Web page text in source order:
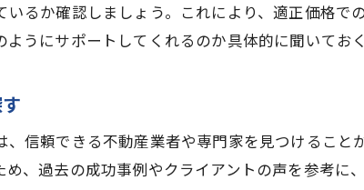
るか確認しましょう。これにより、適正価格で
うにサポートしてくれるのか具体的に聞いてお
信頼できる不動産業者や専門家を見つけるこ
、過去の成功事例やクライアントの声を参考に